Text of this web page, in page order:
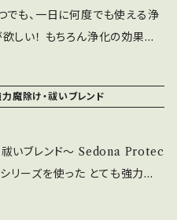
る方々をパワーアップさせ、愛
くれます。 【干支 Drago
て、スピリチュ
、 ヒーラーのBlue Moonが
たちと光のエネルギーとを繋い
ださいね。 [ブレンド内
しい愛、友情をひきつける。既
力を信じる。 ・True Confide
深い自信を湧きあがらせ、自分
起こす。 ・Forgiving【許し】
の中からできるだけなくし、よ
でも、一日に何度でも使える浄
浄化の効果も
モリーオイル] ●Releasing
要ない全てを手放すことで過去
ギーから解放される。自分と人
魔除け・祓いブレンド
ド～ Sedona Protec
リーズを使った とても強力な